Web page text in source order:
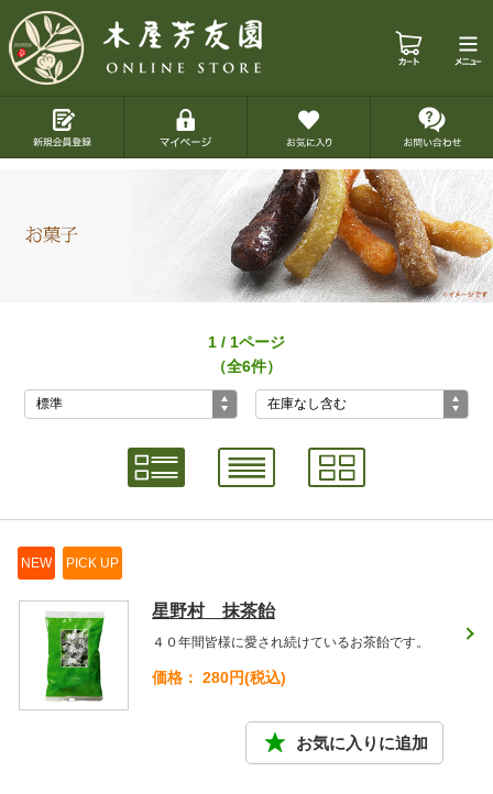
1 / 1ページ
（全6件）
NEW PICK UP
星野村 抹茶飴
４０年間皆様に愛され続けているお茶飴です。
価格： 280円(税込)